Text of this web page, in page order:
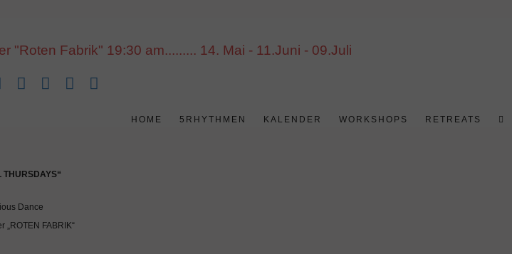
"Roten Fabrik" 19:30 am......... 14. Mai - 11.Juni - 09.Juli
HOME 5RHYTHMEN KALENDER WORKSHOPS RETREATS
THURSDAYS“
Dance
„ROTEN FABRIK“